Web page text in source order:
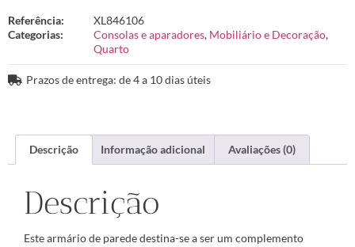
Referência:
XL846106
Categorias:
Consolas e aparadores, Mobiliário e Decoração,
Quarto
Prazos de entrega: de 4 a 10 dias úteis
Descrição Informação adicional Avaliações (0)
Descrição
Este armário de parede destina-se a ser um complemento